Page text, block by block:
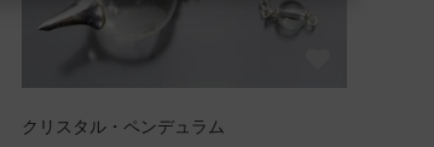
クリスタル・ペンデュラム